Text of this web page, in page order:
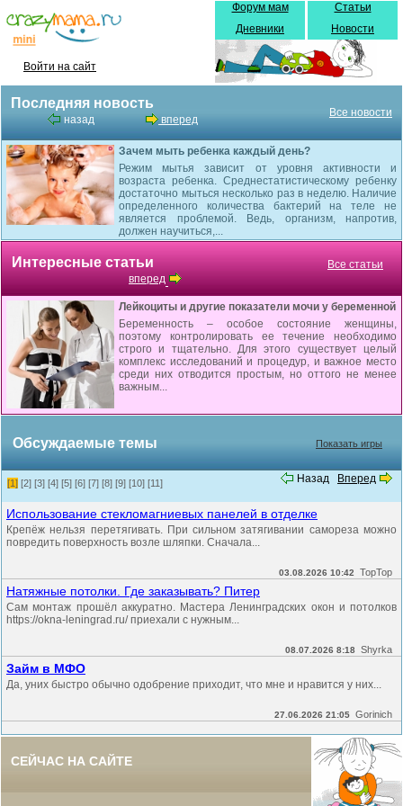
Войти на сайт
Форум мам
Дневники
Статьи
Новости
Последняя новость
назад вперед
Все новости
Зачем мыть ребенка каждый день?
Режим мытья зависит от уровня активности и
возраста ребенка. Среднестатистическому ребенку
достаточно мыться несколько раз в неделю. Наличие
определенного количества бактерий на теле не
является проблемой. Ведь, организм, напротив,
должен научиться,...
Интересные статьи
вперед
Все статьи
Лейкоциты и другие показатели мочи у беременной
Беременность – особое состояние женщины,
поэтому контролировать ее течение необходимо
строго и тщательно. Для этого существует целый
комплекс исследований и процедур, и важное место
среди них отводится простым, но оттого не менее
важным...
Обсуждаемые темы Показать игры
Назад Вперед
[1] [2] [3] [4] [5] [6] [7] [8] [9] [10] [11]
Использование стекломагниевых панелей в отделке
Крепёж нельзя перетягивать. При сильном затягивании самореза можно
повредить поверхность возле шляпки. Сначала...
03.08.2026 10:42 TopTop
Натяжные потолки. Где заказывать? Питер
Сам монтаж прошёл аккуратно. Мастера Ленинградских окон и потолков
https://okna-leningrad.ru/ приехали с нужным...
08.07.2026 8:18 Shyrka
Займ в МФО
Да, уних быстро обычно одобрение приходит, что мне и нравится у них...
27.06.2026 21:05 Gorinich
СЕЙЧАС НА САЙТЕ